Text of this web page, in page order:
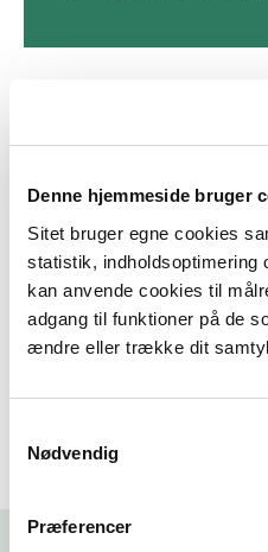
Denne hjemmeside bruger
Sitet bruger egne cookies
statistik, indholdsoptimering
kan anvende cookies til
adgang til funktioner på de
ændre eller trække dit
Nødvendig
Præferencer
Sådan bliver
Interessenter med
forvaltningsplanen